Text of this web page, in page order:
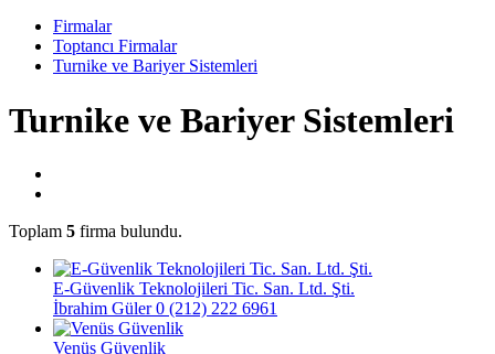
Firmalar
Toptancı Firmalar
Turnike ve Bariyer Sistemleri
Turnike ve Bariyer Sistemleri
Toplam 5 firma bulundu.
E-Güvenlik Teknolojileri Tic. San. Ltd. Şti.
İbrahim Güler 0 (212) 222 6961
Venüs Güvenlik